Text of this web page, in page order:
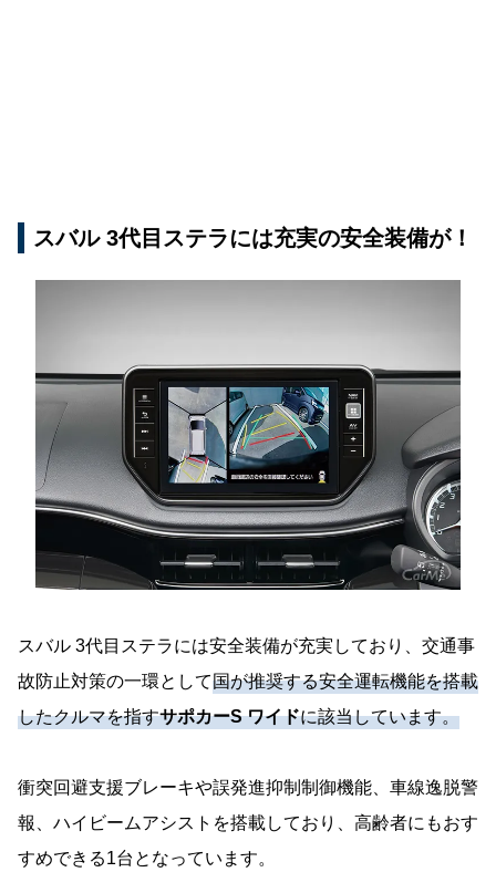
スバル 3代目ステラには充実の安全装備が！
スバル 3代目ステラには安全装備が充実しており、交通事
故防止対策の一環として国が推奨する安全運転機能を搭載
したクルマを指すサポカーS ワイドに該当しています。
衝突回避支援ブレーキや誤発進抑制制御機能、車線逸脱警
報、ハイビームアシストを搭載しており、高齢者にもおす
すめできる1台となっています。